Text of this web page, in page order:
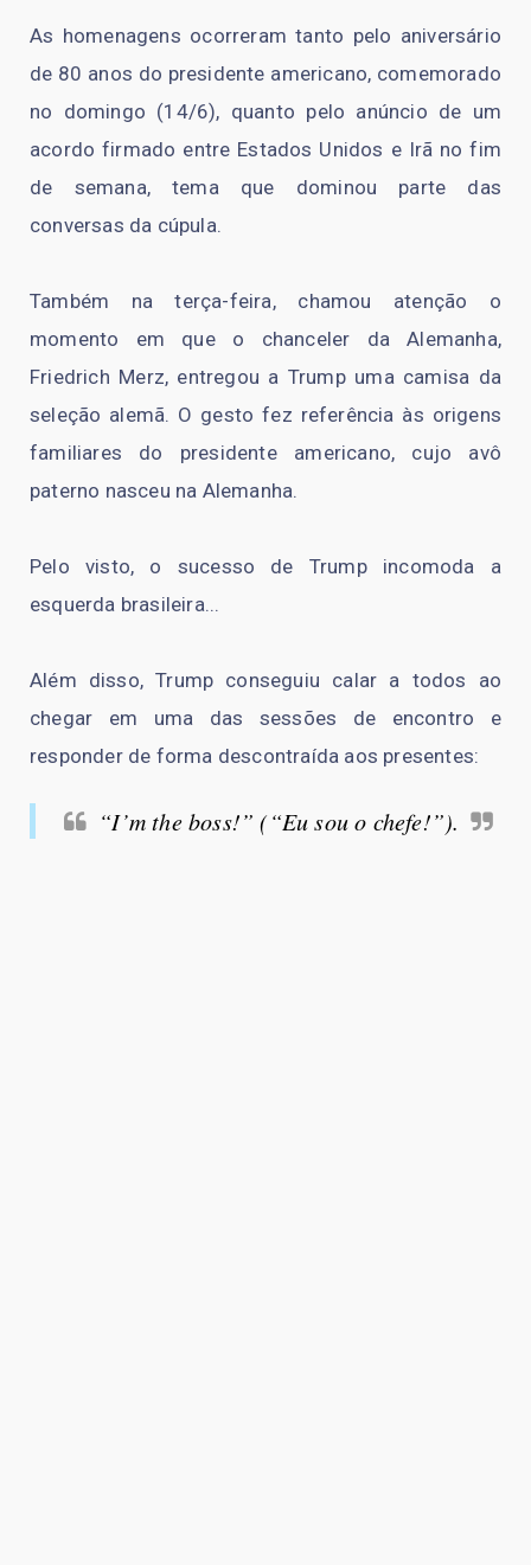
As homenagens ocorreram tanto pelo aniversário
de 80 anos do presidente americano, comemorado
no domingo (14/6), quanto pelo anúncio de um
acordo firmado entre Estados Unidos e Irã no fim
de semana, tema que dominou parte das
conversas da cúpula.
Também na terça-feira, chamou atenção o
momento em que o chanceler da Alemanha,
Friedrich Merz, entregou a Trump uma camisa da
seleção alemã. O gesto fez referência às origens
familiares do presidente americano, cujo avô
paterno nasceu na Alemanha.
Pelo visto, o sucesso de Trump incomoda a
esquerda brasileira...
Além disso, Trump conseguiu calar a todos ao
chegar em uma das sessões de encontro e
responder de forma descontraída aos presentes:
“I’m the boss!” (“Eu sou o chefe!”).